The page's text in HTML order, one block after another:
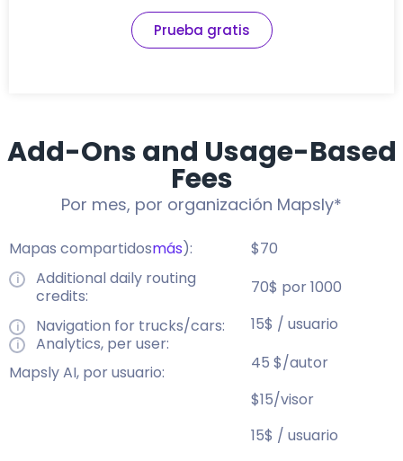
Prueba gratis
Add-Ons and Usage-Based
Fees
Por mes, por organización Mapsly*
Mapas compartidosmás):
Additional daily routing
credits:
Navigation for trucks/cars:
Analytics, per user:
Mapsly AI, por usuario:
$70
70$ por 1000
15$ / usuario
45 $/autor
$15/visor
15$ / usuario